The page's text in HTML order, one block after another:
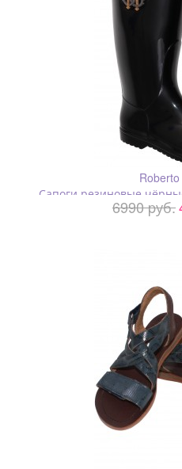
Сапоги резиновые
6990 pуб.